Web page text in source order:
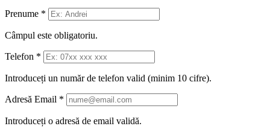
Prenume *
Câmpul este obligatoriu.
Telefon *
Introduceți un număr de telefon valid (minim 10 cifre).
Adresă Email *
Introduceți o adresă de email validă.